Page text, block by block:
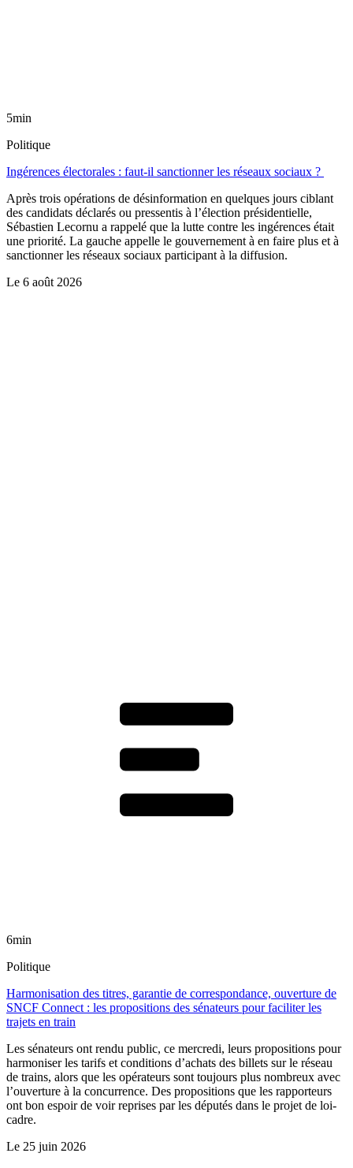
5min
Politique
Ingérences électorales : faut-il sanctionner les réseaux sociaux ?
Après trois opérations de désinformation en quelques jours ciblant
des candidats déclarés ou pressentis à l’élection présidentielle,
Sébastien Lecornu a rappelé que la lutte contre les ingérences était
une priorité. La gauche appelle le gouvernement à en faire plus et à
sanctionner les réseaux sociaux participant à la diffusion.
Le 6 août 2026
6min
Politique
Harmonisation des titres, garantie de correspondance, ouverture de
SNCF Connect : les propositions des sénateurs pour faciliter les
trajets en train
Les sénateurs ont rendu public, ce mercredi, leurs propositions pour
harmoniser les tarifs et conditions d’achats des billets sur le réseau
de trains, alors que les opérateurs sont toujours plus nombreux avec
l’ouverture à la concurrence. Des propositions que les rapporteurs
ont bon espoir de voir reprises par les députés dans le projet de loi-
cadre.
Le 25 juin 2026